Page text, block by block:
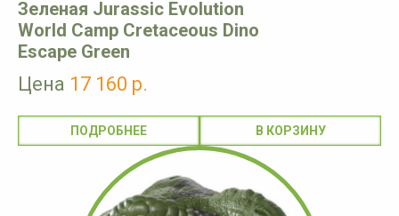
Зеленая Jurassic Evolution
World Camp Cretaceous Dino
Escape Green
Цена 17 160 р.
ПОДРОБНЕЕ